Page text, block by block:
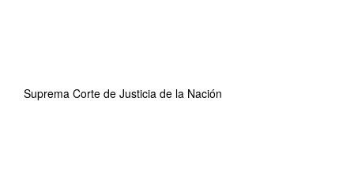
Suprema Corte de Justicia de la Nación